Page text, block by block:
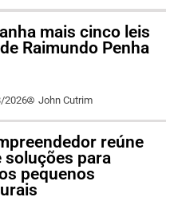
mais cinco leis
Raimundo Penha
2026 John Cutrim
reúne
soluções para
pequenos